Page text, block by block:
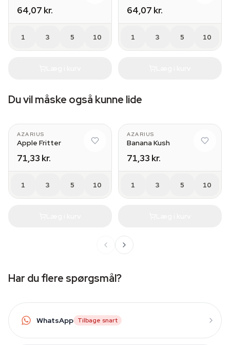
64,07 kr.
1 3 5 10
64,07 kr.
1 3 5 10
Du vil måske også kunne lide
AZARIUS
Apple Fritter
71,33 kr.
1 3 5 10
AZARIUS
Banana Kush
71,33 kr.
1 3 5 10
Har du flere spørgsmål?
WhatsApp Tilbage snart